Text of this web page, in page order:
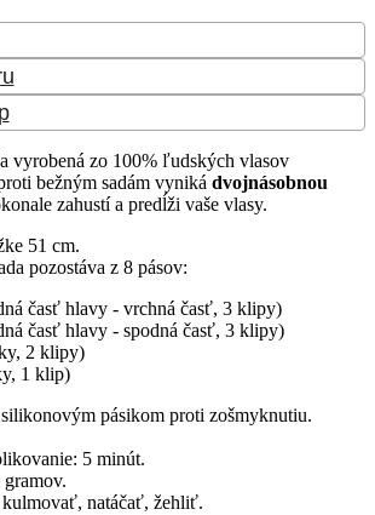
vyrobená zo 100% ľudských vlasov
bežným sadám vyniká dvojnásobnou
zahustí a predĺži vaše vlasy.
51 cm.
pozostáva z 8 pásov:
časť hlavy - vrchná časť, 3 klipy)
časť hlavy - spodná časť, 3 klipy)
2 klipy)
1 klip)
pásikom proti zošmyknutiu.
5 minút.
natáčať, žehliť.